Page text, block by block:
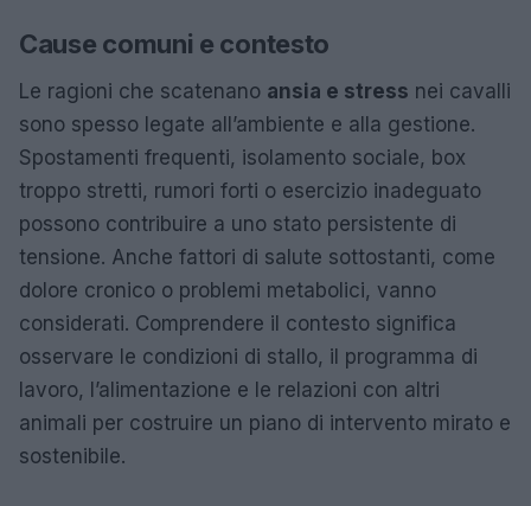
Cause comuni e contesto
Le ragioni che scatenano ansia e stress nei cavalli
sono spesso legate all’ambiente e alla gestione.
Spostamenti frequenti, isolamento sociale, box
troppo stretti, rumori forti o esercizio inadeguato
possono contribuire a uno stato persistente di
tensione. Anche fattori di salute sottostanti, come
dolore cronico o problemi metabolici, vanno
considerati. Comprendere il contesto significa
osservare le condizioni di stallo, il programma di
lavoro, l’alimentazione e le relazioni con altri
animali per costruire un piano di intervento mirato e
sostenibile.